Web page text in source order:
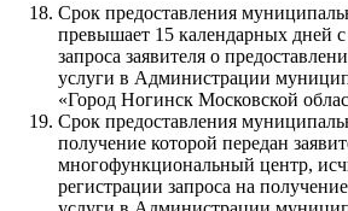
Срок предоставления
превышает 15 календарных дней
запроса заявителя о
услуги в Администрации
«Город Ногинск Московской
Срок предоставления
получение которой передан
многофункциональный центр,
регистрации запроса на